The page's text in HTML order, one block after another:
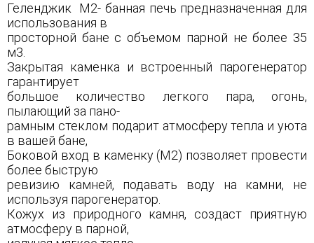
Геленджик М2- банная печь предназначенная для
использования в
просторной бане с объемом парной не более 35
м3.
Закрытая каменка и встроенный парогенератор
гарантирует
большое количество легкого пара, огонь,
пылающий за пано-
рамным стеклом подарит атмосферу тепла и уюта
в вашей бане,
Боковой вход в каменку (М2) позволяет провести
более быструю
ревизию камней, подавать воду на камни, не
используя парогенератор.
Кожух из природного камня, создаст приятную
атмосферу в парной,